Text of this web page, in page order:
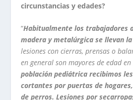
circunstancias y edades?
“Habitualmente los trabajadores
madera y metalúrgica se llevan
lesiones con cierras, prensas o
en general son mayores de edad
población pediátrica recibimos
cortantes por puertas de
de perros. Lesiones por